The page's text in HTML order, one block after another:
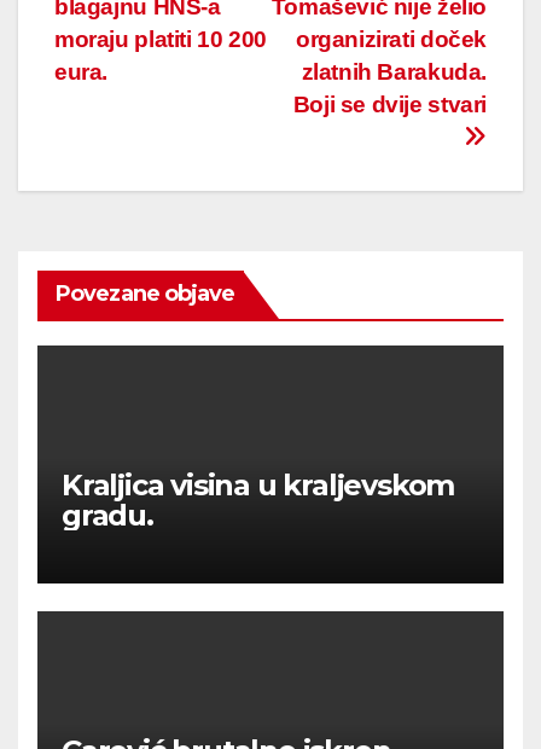
Tomašević nije želio
organizirati doček
zlatnih Barakuda.
Boji se dvije stvari
blagajnu HNS-a
moraju platiti 10 200
eura.
Povezane objave
Kraljica visina u kraljevskom
gradu.